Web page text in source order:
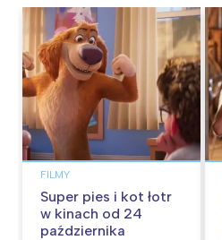
FILMY
Super pies i kot łotr
w kinach od 24
października